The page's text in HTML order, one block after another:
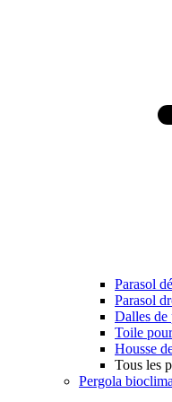
Parasol
Parasol
Dalles de
Toile
Housse
Tous les
Pergola